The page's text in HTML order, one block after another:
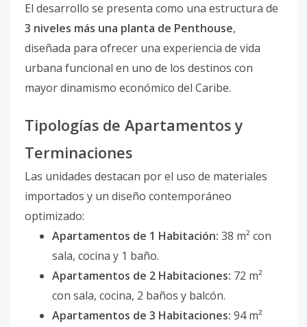
El desarrollo se presenta como una estructura de
3 niveles más una planta de Penthouse,
diseñada para ofrecer una experiencia de vida
urbana funcional en uno de los destinos con
mayor dinamismo económico del Caribe.
Tipologías de Apartamentos y
Terminaciones
Las unidades destacan por el uso de materiales
importados y un diseño contemporáneo
optimizado:
Apartamentos de 1 Habitación: 38 m² con
sala, cocina y 1 baño.
Apartamentos de 2 Habitaciones: 72 m²
con sala, cocina, 2 baños y balcón.
Apartamentos de 3 Habitaciones: 94 m²